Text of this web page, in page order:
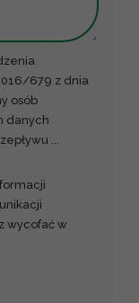
679 z dnia
osób
danych
...
wycofać w